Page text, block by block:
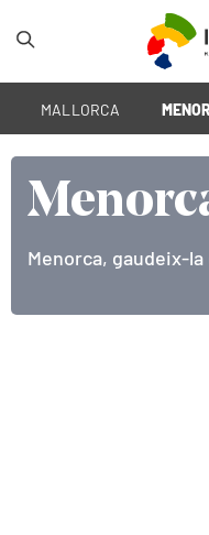
MALLORCA
Menorca, gaudeix-
Menorca, gaudeix-